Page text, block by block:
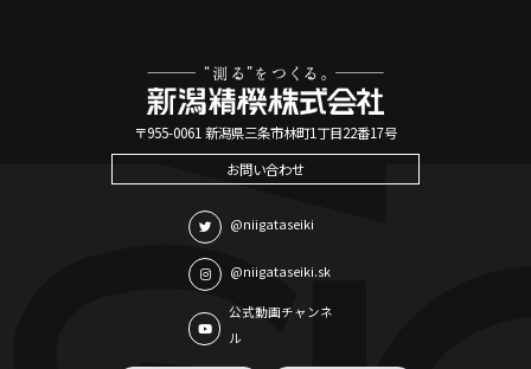
〒955-0061 新潟県三条市林町1丁目22番17号
お問い合わせ
@niigataseiki
@niigataseiki.sk
公式動画チャンネ
ル